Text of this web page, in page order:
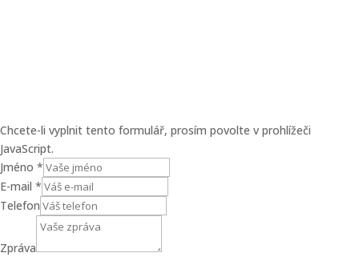
Chcete-li vyplnit tento formulář, prosím povolte v prohlížeči
JavaScript.
Jméno *
E-mail *
Telefon
Zpráva